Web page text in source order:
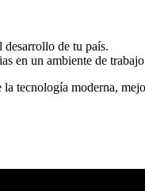
de tu país.
en un ambiente de
tecnología moderna,